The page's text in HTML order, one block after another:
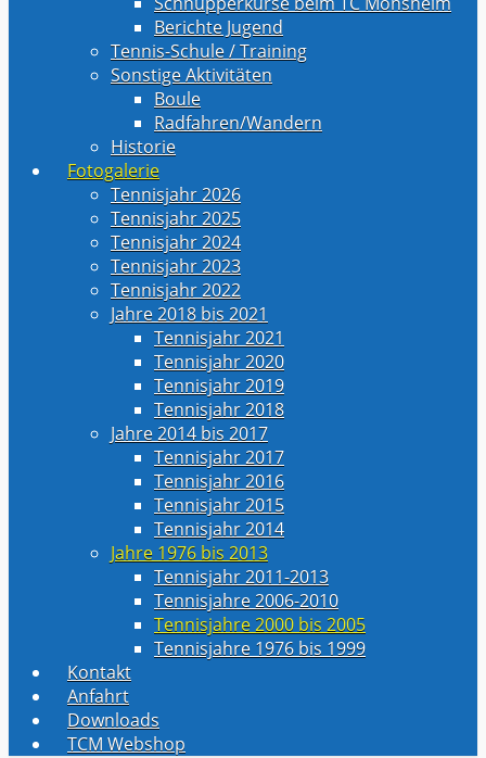
Berichte Jugend
Tennis-Schule / Training
Sonstige Aktivitäten
Boule
Radfahren/Wandern
Historie
Fotogalerie
Tennisjahr 2026
Tennisjahr 2025
Tennisjahr 2024
Tennisjahr 2023
Tennisjahr 2022
Jahre 2018 bis 2021
Tennisjahr 2021
Tennisjahr 2020
Tennisjahr 2019
Tennisjahr 2018
Jahre 2014 bis 2017
Tennisjahr 2017
Tennisjahr 2016
Tennisjahr 2015
Tennisjahr 2014
Jahre 1976 bis 2013
Tennisjahr 2011-2013
Tennisjahre 2006-2010
Tennisjahre 2000 bis 2005
Tennisjahre 1976 bis 1999
Kontakt
Anfahrt
Downloads
TCM Webshop